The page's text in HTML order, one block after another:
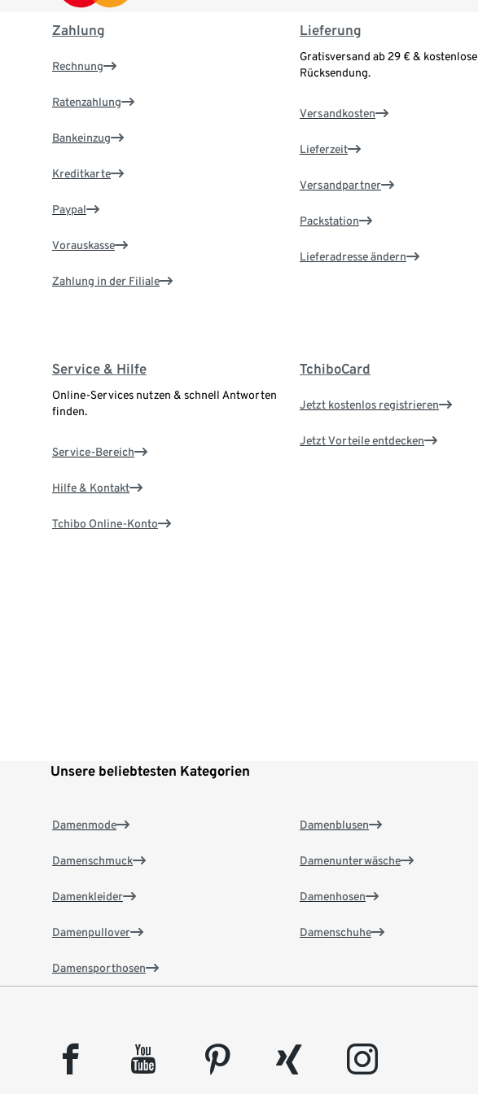
Zahlung
Rechnung
Ratenzahlung
Bankeinzug
Kreditkarte
Paypal
Vorauskasse
Zahlung in der Filiale
Lieferung
Gratisversand ab 29 € & kostenlose
Rücksendung.
Versandkosten
Lieferzeit
Versandpartner
Packstation
Lieferadresse ändern
Service & Hilfe
Online-Services nutzen & schnell Antworten
finden.
Service-Bereich
Hilfe & Kontakt
Tchibo Online-Konto
TchiboCard
Jetzt kostenlos registrieren
Jetzt Vorteile entdecken
Unsere beliebtesten Kategorien
Damenmode
Damenschmuck
Damenkleider
Damenpullover
Damensporthosen
Damenblusen
Damenunterwäsche
Damenhosen
Damenschuhe
facebook youtube pinterest xing instagram